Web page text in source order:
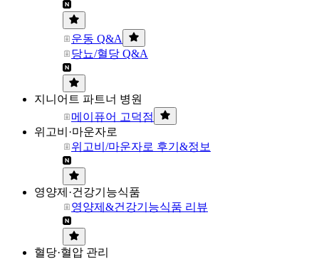
운동 Q&A
당뇨/혈당 Q&A
지니어트 파트너 병원
메이퓨어 고덕점
위고비·마운자로
위고비/마운자로 후기&정보
영양제·건강기능식품
영양제&건강기능식품 리뷰
혈당·혈압 관리